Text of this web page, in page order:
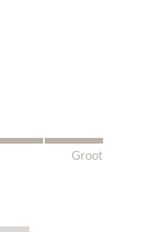
Groot